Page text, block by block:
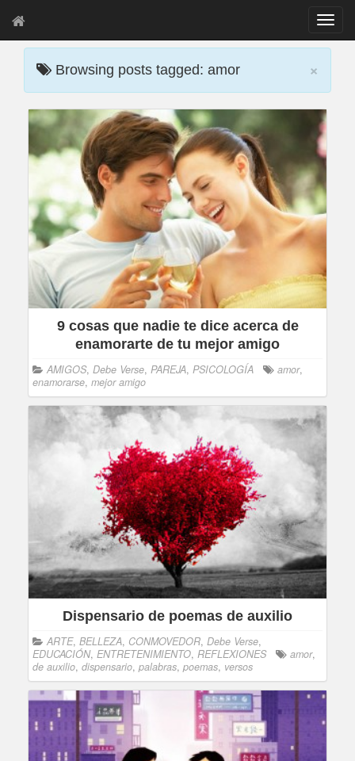
T
o
g
n
a
v
i
g
a
t
i
×
Browsing posts tagged: amor
9 cosas que nadie te dice acerca de
enamorarte de tu mejor amigo
AMIGOS, Debe Verse, PAREJA, PSICOLOGÍA amor,
enamorarse, mejor amigo
Dispensario de poemas de auxilio
ARTE, BELLEZA, CONMOVEDOR, Debe Verse,
EDUCACIÓN, ENTRETENIMIENTO, REFLEXIONES amor,
de auxilio, dispensario, palabras, poemas, versos